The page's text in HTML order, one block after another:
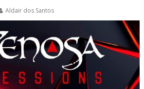
Aldair dos Santos